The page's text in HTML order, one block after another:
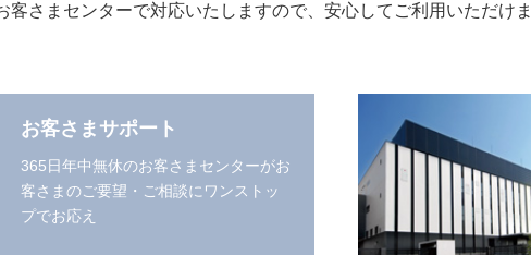
客さまセンターで対応いたしますので、安心してご利用いただけま
お客さまサポート
365日年中無休のお客さまセンターがお
客さまのご要望・ご相談にワンストッ
プでお応え